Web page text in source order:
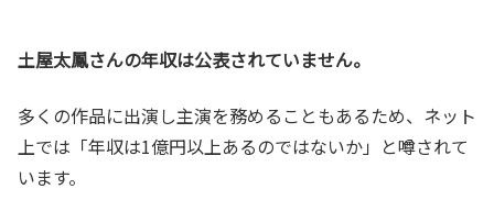
土屋太鳳さんの年収は公表されていません。
多くの作品に出演し主演を務めることもあるため、ネット
上では「年収は1億円以上あるのではないか」と噂されて
います。